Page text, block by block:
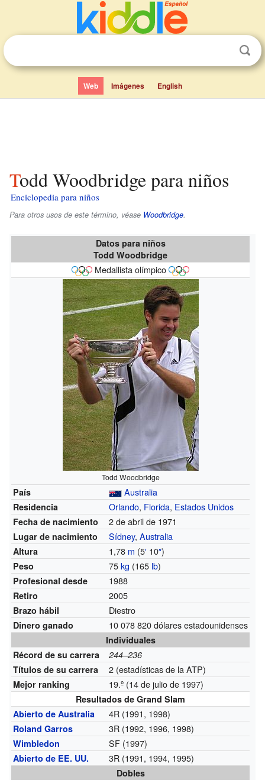
Web Imágenes English
Todd Woodbridge para niños
Enciclopedia para niños
Para otros usos de este término, véase Woodbridge.
Datos para niños
Todd Woodbridge
Medallista olímpico
Todd Woodbridge
País Australia
Residencia Orlando, Florida, Estados Unidos
Fecha de nacimiento 2 de abril de 1971
Lugar de nacimiento Sídney,Australia
Altura 1,78 m (5′ 10″)
Peso 75kg (165 lb)
Profesional desde 1988
Retiro 2005
Brazo hábil Diestro
Dinero ganado 10 078 820 dólares estadounidenses
Individuales
Récord de su carrera
244–236
Títulos de su carrera
2 (estadísticas de la ATP)
Mejor ranking 19.º (14 de julio de 1997)
Resultados de Grand Slam
Abierto de Australia
4R (1991, 1998)
Roland Garros 3R (1992, 1996, 1998)
Wimbledon SF (1997)
Abierto de EE. UU. 3R (1991, 1994, 1995)
Dobles